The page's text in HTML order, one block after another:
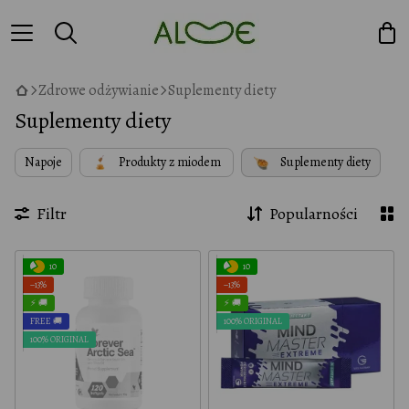
Zdrowe odżywianie Suplementy diety
Suplementy diety
Napoje Produkty z miodem Suplementy diety
Filtr Popularności
10
−13%
⚡ 🚚
FREE 🚚
100% ORIGINAL
10
−13%
⚡ 🚚
100% ORIGINAL